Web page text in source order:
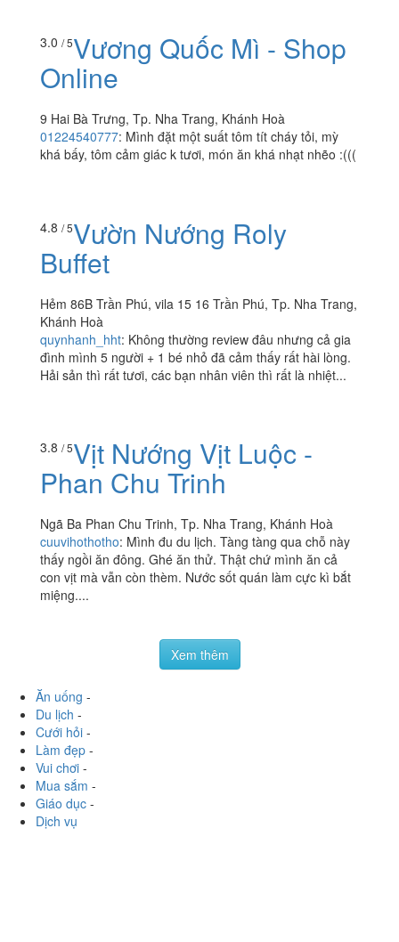
3.0 / 5Vương Quốc Mì - Shop
Online
9 Hai Bà Trưng, Tp. Nha Trang, Khánh Hoà
01224540777: Mình đặt một suất tôm tít cháy tỏi, mỳ
khá bấy, tôm cảm giác k tươi, món ăn khá nhạt nhẽo :(((
4.8/ 5Vườn Nướng Roly
Buffet
Hẻm 86B Trần Phú, vila 15 16 Trần Phú, Tp. Nha Trang,
Hải sản thì rất tươi, các bạn nhân viên thì rất là nhiệt...
3.8/ 5Vịt Nướng Vịt Luộc -
Phan Chu Trinh
Ngã Ba Phan Chu Trinh, Tp. Nha Trang, Khánh Hoà
con vịt mà vẫn còn thèm. Nước sốt quán làm cực kì bắt
Ăn uống -
Du lịch-
Cưới hỏi-
Làm đẹp